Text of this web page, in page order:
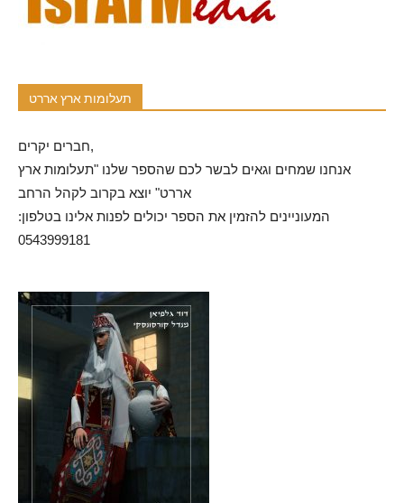
תעלומות ארץ אררט
חברים יקרים,
אנחנו שמחים וגאים לבשר לכם שהספר שלנו "תעלומות ארץ
אררט" יוצא בקרוב לקהל הרחב
המעוניינים להזמין את הספר יכולים לפנות אלינו בטלפון:
0543999181